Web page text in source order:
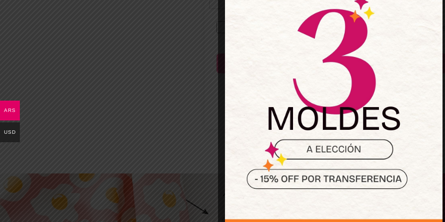
Mantenerme conectado ¿Olvidaste la
Acceder
¿No tienes una cuenta? Regístrate ahora
ARS
USD